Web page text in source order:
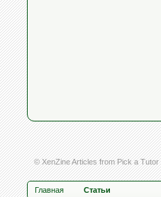
© XenZineArticlesfromPick a Tutor
Главная Статьи